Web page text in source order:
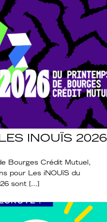
INOUÏS 2026
Bourges Crédit Mutuel,
pour Les iNOUïS du
sont […]